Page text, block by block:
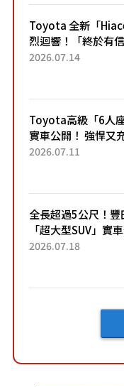
「三...
Toyota 全新「
烈迴響！「終於有
了！」「哪個等級交
車？...
2026.07.14
Toyota高級「6人座
實車公開！ 強悍又
「全黑設計」搭配特
2026.07.11
全長超過5公尺！豐
「超大型SUV」實
載後輪也會轉向的「
「Mega C...
2026.07.18